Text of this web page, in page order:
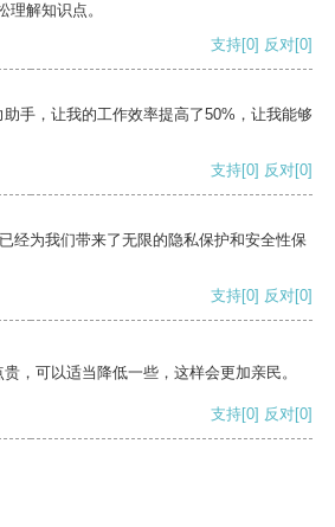
理解知识点。
支持[0] 反对[0]
手，让我的工作效率提高了50%，让我能够
支持[0] 反对[0]
经为我们带来了无限的隐私保护和安全性保
支持[0] 反对[0]
，可以适当降低一些，这样会更加亲民。
支持[0] 反对[0]